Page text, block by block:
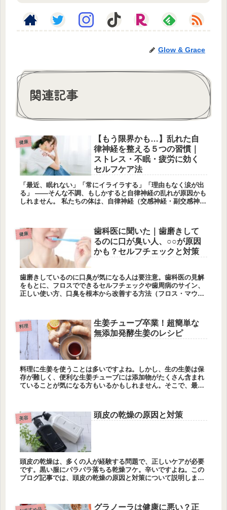
Glow & Grace
関連記事
健康
【もう限界かも…】乱れた自
律神経を整える５つの習慣｜
ストレス・不眠・疲労に効く
セルフケア法
「最近、眠れない」「常にイライラする」「理由もなく涙が出
る」 ——そんな不調、もしかすると自律神経の乱れが原因かも
しれません。 私たちの体は、自律神経（交感神経・副交感神
このバランスが崩れがち。 本記事では、自律神経を専門的な視
点から分かりやすく解説し、日常で整える具体的な方法とおす
すめアイテムを紹介します。
健康
歯科医に聞いた｜歯磨きして
るのに口が臭い人、○○が原因
かも？セルフチェックと対策
歯磨きしているのに口臭が気になる人は要注意。歯科医の見解
をもとに、フロスでできるセルフチェックや歯周病のサイン、
正しい使い方、口臭を根本から改善する方法（フロス・マウス
料理
生姜チューブ卒業！超簡単な
無添加発酵生姜のレシピ
料理に生姜を使うことは多いですよね。しかし、生の生姜は保
存が難しく、便利な生姜チューブには添加物がたくさん含まれ
ていることが気になる方もいるかもしれません。そこで、最近
美容 頭皮の乾燥の原因と対策
頭皮の乾燥は、多くの人が経験する問題で、正しいケアが必要
です。黒い服にパラパラ落ちる乾燥フケ。辛いですよね。この
ブログ記事では、頭皮の乾燥の原因と対策について説明しま
グラノーラは健康に悪い？正